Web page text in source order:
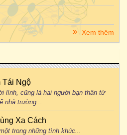
Xem thêm
Tái Ngộ
lính, cũng là hai người bạn thân từ
nhà trường...
Xa Cách
trong những tình khúc...